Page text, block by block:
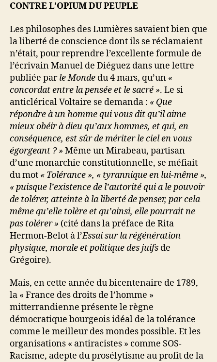
CONTRE L’OPIUM DU PEUPLE
Les philosophes des Lumières savaient bien que
la liberté de conscience dont ils se réclamaient
n’était, pour reprendre l’excellente formule de
l’écrivain Manuel de Diéguez dans une lettre
publiée parle Monde du 4 mars, qu’un «
concordat entre la pensée et le sacré ». Le si
anticlérical Voltaire se demanda : « Que
répondre à un homme qui vous dit qu’il aime
mieux obéir à dieu qu’aux hommes, et qui, en
conséquence, est sûr de mériter le ciel en vous
égorgeant ? » Même un Mirabeau, partisan
d’une monarchie constitutionnelle, se méfiait
du mot « Tolérance », « tyrannique en lui-même »,
« puisque l’existence de l’autorité qui a le pouvoir
de tolérer, atteinte à la liberté de penser, par cela
même qu’elle tolère et qu’ainsi, elle pourrait ne
pas tolérer » (cité dans la préface de Rita
Hermon-Belot à l’Essai sur la régénération
physique, morale et politique des juifs de
Grégoire).
Mais, en cette année du bicentenaire de 1789,
la « France des droits de l’homme »
mitterrandienne présente le règne
démocratique bourgeois idéal de la tolérance
comme le meilleur des mondes possible. Et les
organisations « antiracistes » comme SOS-
Racisme, adepte du prosélytisme au profit de la